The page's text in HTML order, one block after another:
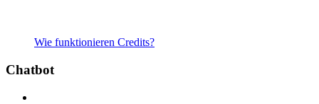
Wie funktionieren Credits?
Chatbot